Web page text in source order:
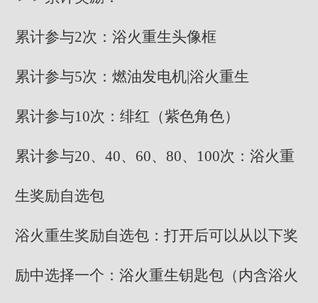
累计参与2次：浴火重生头像框
累计参与5次：燃油发电机|浴火重生
累计参与10次：绯红（紫色角色）
累计参与20、40、60、80、100次：浴火重
生奖励自选包
浴火重生奖励自选包：打开后可以从以下奖
励中选择一个：浴火重生钥匙包（内含浴火